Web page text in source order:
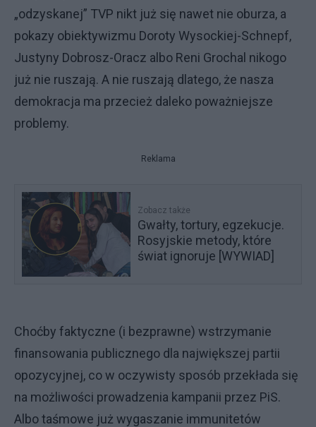
„odzyskanej” TVP nikt już się nawet nie oburza, a
pokazy obiektywizmu Doroty Wysockiej-Schnepf,
Justyny Dobrosz-Oracz albo Reni Grochal nikogo
już nie ruszają. A nie ruszają dlatego, że nasza
demokracja ma przecież daleko poważniejsze
problemy.
Reklama
Zobacz także
Gwałty, tortury, egzekucje.
Rosyjskie metody, które
świat ignoruje [WYWIAD]
Choćby faktyczne (i bezprawne) wstrzymanie
finansowania publicznego dla największej partii
opozycyjnej, co w oczywisty sposób przekłada się
na możliwości prowadzenia kampanii przez PiS.
Albo taśmowe już wygaszanie immunitetów